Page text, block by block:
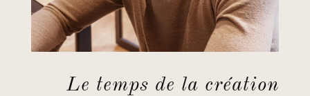
Le temps de la création